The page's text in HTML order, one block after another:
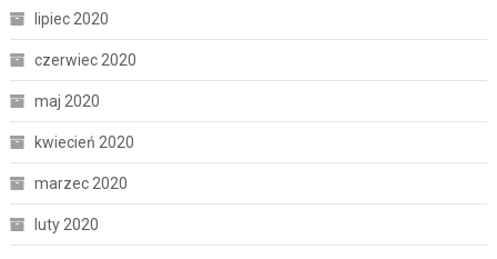
lipiec 2020
czerwiec 2020
maj 2020
kwiecień 2020
marzec 2020
luty 2020